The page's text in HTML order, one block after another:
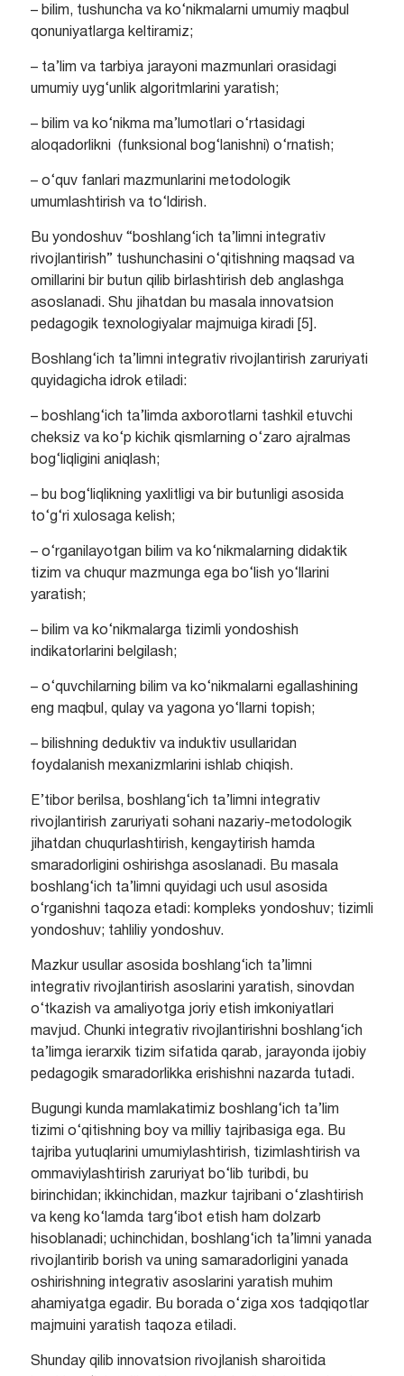
– bilim, tushuncha va ko‘nikmalarni umumiy maqbul
qonuniyatlarga keltiramiz;
– ta’lim va tarbiya jarayoni mazmunlari orasidagi
umumiy uyg‘unlik algoritmlarini yaratish;
– bilim va ko‘nikma ma’lumotlari o‘rtasidagi
aloqadorlikni (funksional bog‘lanishni) o‘rnatish;
– o‘quv fanlari mazmunlarini metodologik
umumlashtirish va to‘ldirish.
Bu yondoshuv “boshlang‘ich ta’limni integrativ
rivojlantirish” tushunchasini o‘qitishning maqsad va
omillarini bir butun qilib birlashtirish deb anglashga
asoslanadi. Shu jihatdan bu masala innovatsion
pedagogik texnologiyalar majmuiga kiradi [5].
Boshlang‘ich ta’limni integrativ rivojlantirish zaruriyati
quyidagicha idrok etiladi:
– boshlang‘ich ta’limda axborotlarni tashkil etuvchi
cheksiz va ko‘p kichik qismlarning o‘zaro ajralmas
bog‘liqligini aniqlash;
– bu bog‘liqlikning yaxlitligi va bir butunligi asosida
to‘g‘ri xulosaga kelish;
– o‘rganilayotgan bilim va ko‘nikmalarning didaktik
tizim va chuqur mazmunga ega bo‘lish yo‘llarini
yaratish;
– bilim va ko‘nikmalarga tizimli yondoshish
indikatorlarini belgilash;
– o‘quvchilarning bilim va ko‘nikmalarni egallashining
eng maqbul, qulay va yagona yo‘llarni topish;
– bilishning deduktiv va induktiv usullaridan
foydalanish mexanizmlarini ishlab chiqish.
E’tibor berilsa, boshlang‘ich ta’limni integrativ
rivojlantirish zaruriyati sohani nazariy-metodologik
jihatdan chuqurlashtirish, kengaytirish hamda
smaradorligini oshirishga asoslanadi. Bu masala
boshlang‘ich ta’limni quyidagi uch usul asosida
o‘rganishni taqoza etadi: kompleks yondoshuv; tizimli
yondoshuv; tahliliy yondoshuv.
Mazkur usullar asosida boshlang‘ich ta’limni
integrativ rivojlantirish asoslarini yaratish, sinovdan
o‘tkazish va amaliyotga joriy etish imkoniyatlari
mavjud. Chunki integrativ rivojlantirishni boshlang‘ich
ta’limga ierarxik tizim sifatida qarab, jarayonda ijobiy
pedagogik smaradorlikka erishishni nazarda tutadi.
Bugungi kunda mamlakatimiz boshlang‘ich ta’lim
tizimi o‘qitishning boy va milliy tajribasiga ega. Bu
tajriba yutuqlarini umumiylashtirish, tizimlashtirish va
ommaviylashtirish zaruriyat bo‘lib turibdi, bu
birinchidan; ikkinchidan, mazkur tajribani o‘zlashtirish
va keng ko‘lamda targ‘ibot etish ham dolzarb
hisoblanadi; uchinchidan, boshlang‘ich ta’limni yanada
rivojlantirib borish va uning samaradorligini yanada
oshirishning integrativ asoslarini yaratish muhim
ahamiyatga egadir. Bu borada o‘ziga xos tadqiqotlar
majmuini yaratish taqoza etiladi.
Shunday qilib innovatsion rivojlanish sharoitida